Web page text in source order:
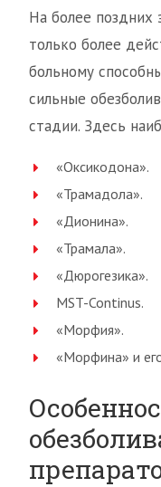
На более поздних
только более
больному
сильные
стадии. Здесь
«Оксикодона».
«Трамадола».
«Дионина».
«Трамала».
«Дюрогезика».
MST-Continus.
«Морфия».
«Морфина» и